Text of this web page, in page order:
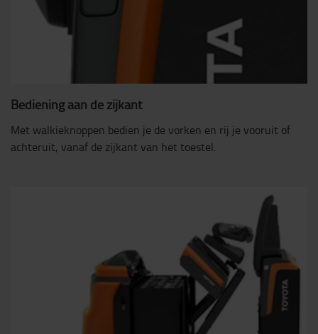
Bediening aan de zijkant
Met walkieknoppen bedien je de vorken en rij je vooruit of
achteruit, vanaf de zijkant van het toestel.